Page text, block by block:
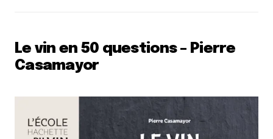
Le vin en 50 questions – Pierre
Casamayor